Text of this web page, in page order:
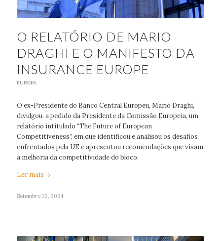
O RELATÓRIO DE MARIO
DRAGHI E O MANIFESTO DA
INSURANCE EUROPE
EUROPA
O ex-Presidente do Banco Central Europeu, Mario Draghi,
divulgou, a pedido da Presidente da Comissão Europeia, um
relatório intitulado “The Future of European
Competitiveness”, em que identificou e analisou os desafios
enfrentados pela UE e apresentou recomendações que visam
a melhoria da competitividade do bloco.
Ler mais
Setembro 30, 2024